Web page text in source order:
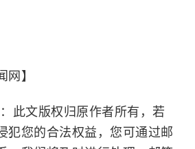
网】
权归原作者所有，若
犯您的合法权益，您可通过邮